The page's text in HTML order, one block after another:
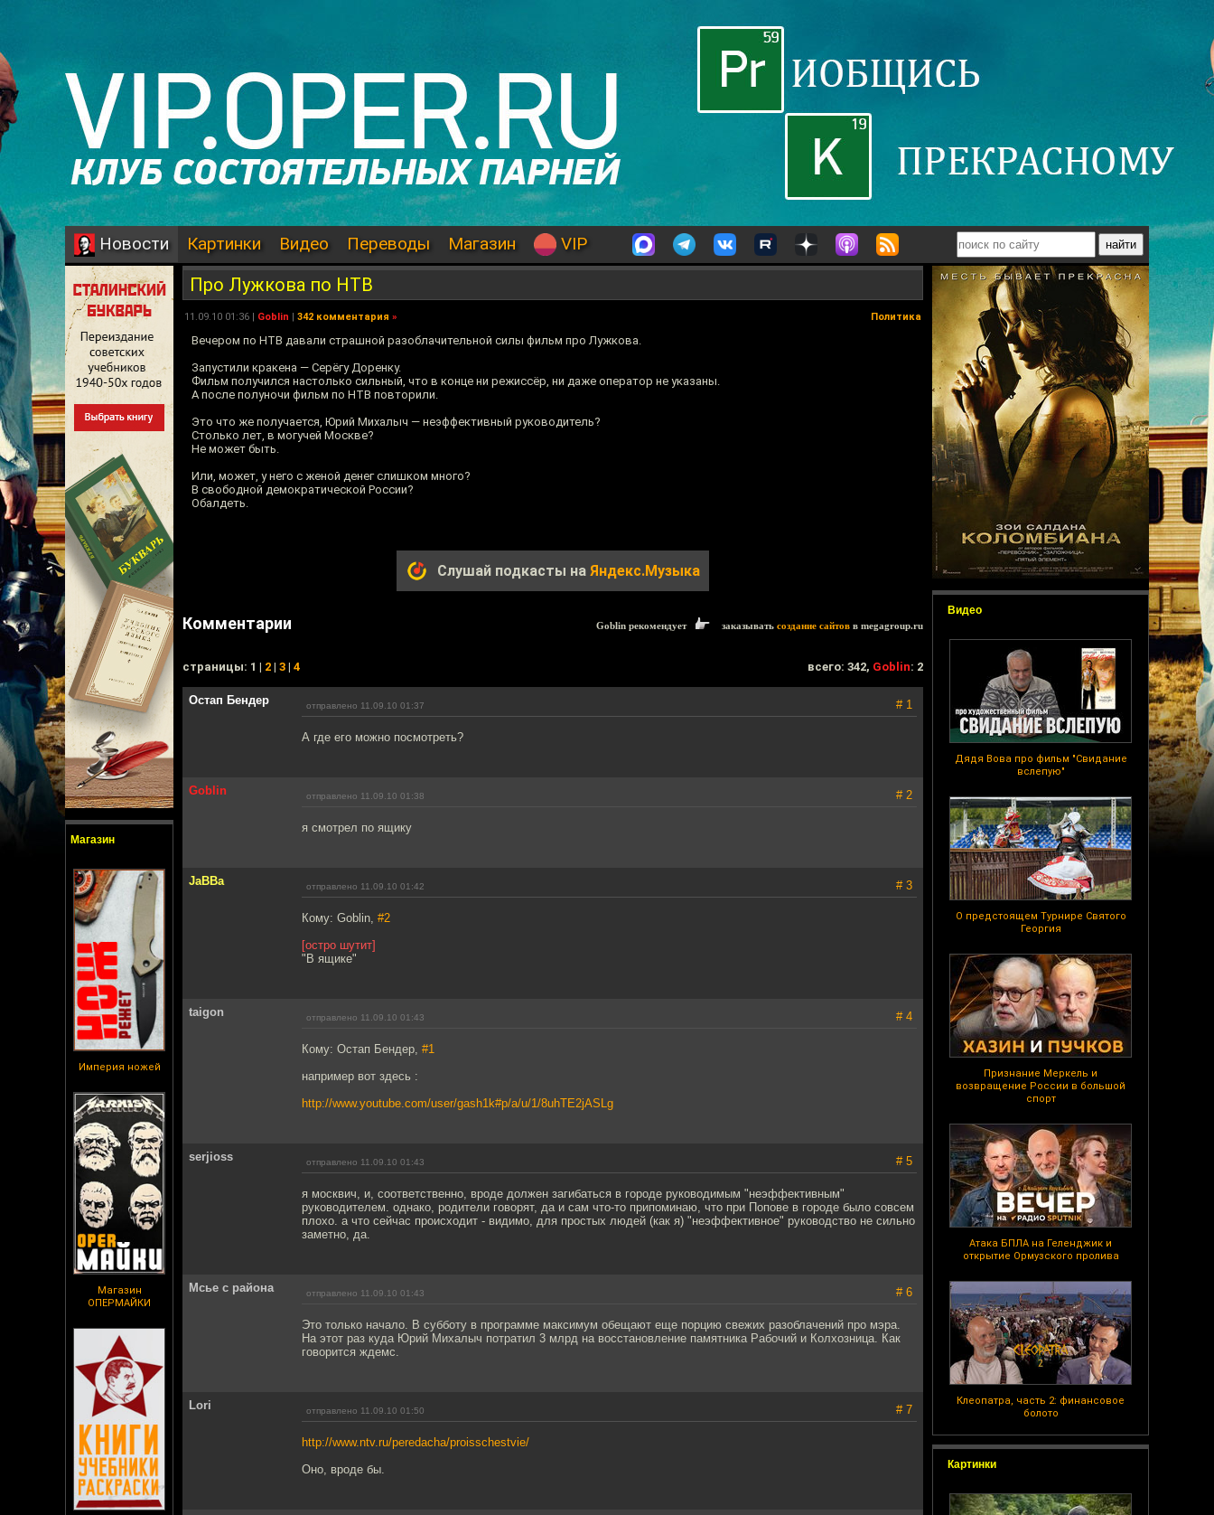
Новости Картинки Видео Переводы Магазин VIP
Магазин
Империя ножей
Магазин
ОПЕРМАЙКИ
Видео
Дядя Вова про фильм "Свидание
вслепую"
О предстоящем Турнире Святого
Георгия
Признание Меркель и
возвращение России в большой
спорт
Атака БПЛА на Геленджик и
открытие Ормузского пролива
Клеопатра, часть 2: финансовое
болото
Картинки
Про Лужкова по НТВ
11.09.10 01:36 | Goblin | 342 комментария » Политика
Вечером по НТВ давали страшной разоблачительной силы фильм про Лужкова.
Запустили кракена — Серёгу Доренку.
Фильм получился настолько сильный, что в конце ни режиссёр, ни даже оператор не указаны.
А после полуночи фильм по НТВ повторили.
Это что же получается, Юрий Михалыч — неэффективный руководитель?
Столько лет, в могучей Москве?
Не может быть.
Или, может, у него с женой денег слишком много?
В свободной демократической России?
Обалдеть.
Слушай подкасты на Яндекс.Музыка
Комментарии Goblin рекомендует заказывать создание сайтов в megagroup.ru
cтраницы: 1 | 2 | 3 | 4 всего: 342, Goblin: 2
Остап Бендер отправлено 11.09.10 01:37 # 1
А где его можно посмотреть?
Goblin отправлено 11.09.10 01:38 # 2
я смотрел по ящику
JaBBa отправлено 11.09.10 01:42 # 3
Кому: Goblin, #2
[остро шутит]
"В ящике"
taigon отправлено 11.09.10 01:43 # 4
Кому: Остап Бендер, #1
например вот здесь :
http://www.youtube.com/user/gash1k#p/a/u/1/8uhTE2jASLg
serjioss отправлено 11.09.10 01:43 # 5
я москвич, и, соответственно, вроде должен загибаться в городе руководимым "неэффективным"
руководителем. однако, родители говорят, да и сам что-то припоминаю, что при Попове в городе было совсем
плохо. а что сейчас происходит - видимо, для простых людей (как я) "неэффективное" руководство не сильно
заметно, да.
Мсье с района отправлено 11.09.10 01:43 # 6
Это только начало. В субботу в программе максимум обещают еще порцию свежих разоблачений про мэра.
На этот раз куда Юрий Михалыч потратил 3 млрд на восстановление памятника Рабочий и Колхозница. Как
говорится ждемс.
Lori отправлено 11.09.10 01:50 # 7
http://www.ntv.ru/peredacha/proisschestvie/
Оно, вроде бы.